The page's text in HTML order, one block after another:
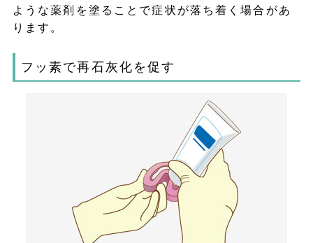
ような薬剤を塗ることで症状が落ち着く場合があ
ります。
フッ素で再石灰化を促す